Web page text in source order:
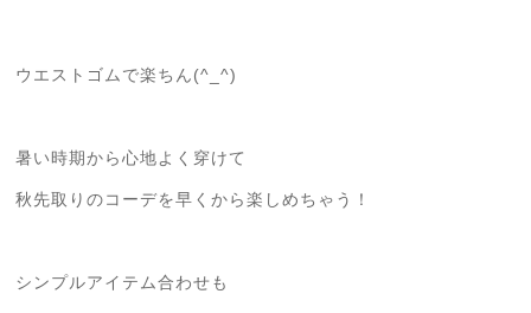
ウエストゴムで楽ちん(^_^)
暑い時期から心地よく穿けて
秋先取りのコーデを早くから楽しめちゃう！
シンプルアイテム合わせも